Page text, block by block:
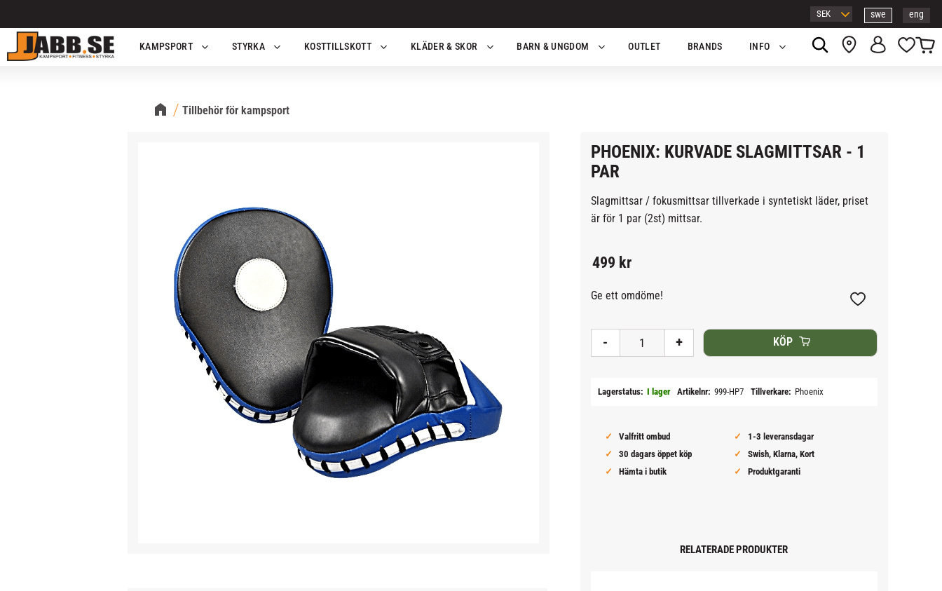
swe eng
KAMPSPORT
STYRKA KOSTTILLSKOTT KLÄDER & SKOR BARN & UNGDOM OUTLET BRANDS INFO
Tillbehör för kampsport
PHOENIX: KURVADE SLAGMITTSAR - 1
PAR
Slagmittsar / fokusmittsar tillverkade i syntetiskt läder, priset
är för 1 par (2st) mittsar.
499 kr
+
- KÖP
Lägg till i favoriter
Lagerstatus I lager Artikelnr 999-HP7 Tillverkare Phoenix
Valfritt ombud
1-3 leveransdagar
30 dagars öppet köp
Swish, Klarna, Kort
Hämta i butik
Produktgaranti
Ge ett omdöme!
RELATERADE PRODUKTER